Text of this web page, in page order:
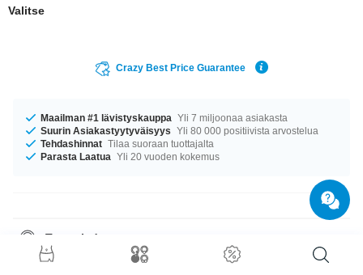
Valitse
Crazy Best Price Guarantee
Maailman #1 lävistyskauppa Yli 7 miljoonaa asiakasta
Suurin Asiakastyytyväisyys Yli 80 000 positiivista arvostelua
Tehdashinnat Tilaa suoraan tuottajalta
Parasta Laatua Yli 20 vuoden kokemus
Tuotetiedot
Meillä on saatavilla kokoa 0.8 mm. Saatavilla pituudessa 6.5 mm. kuuma